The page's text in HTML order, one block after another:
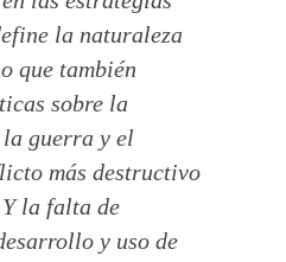
la naturaleza
que también
sobre la
la guerra y el
más destructivo
la falta de
y uso de